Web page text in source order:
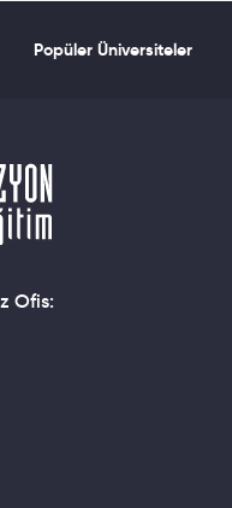
Popüler Üniversiteler
Ofis: